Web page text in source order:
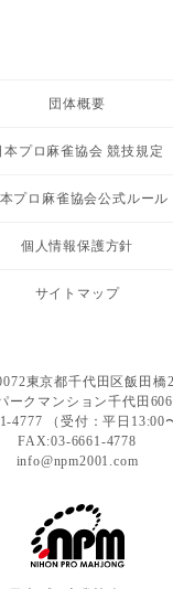
団体概要
本プロ麻雀協会 競技規定
プロ麻雀協会公式ルール
個人情報保護方針
サイトマップ
東京都千代田区飯田橋
ークマンション千代田
4777 （受付：平日13:00
FAX:03-6661-4778
info@npm2001.com